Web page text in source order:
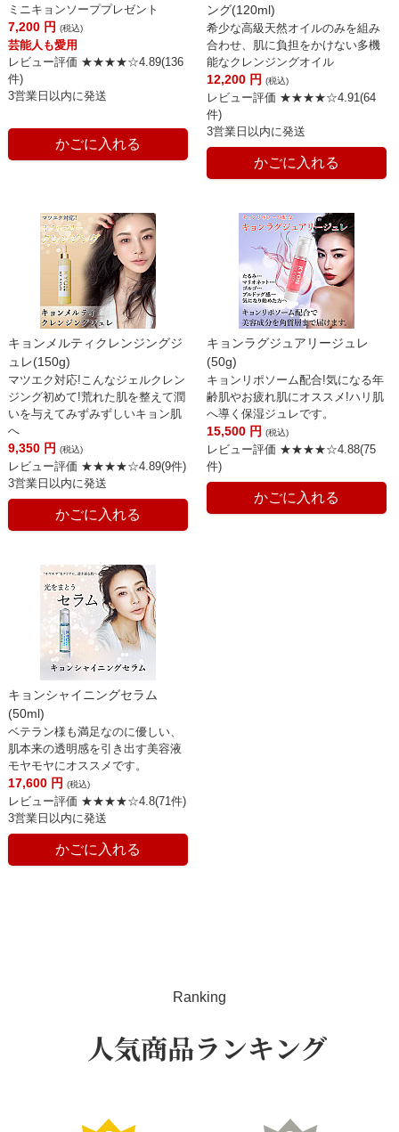
ミニキョンソーププレゼント
7,200 円 (税込)
芸能人も愛用
レビュー評価 ★★★★☆4.89(136
件)
3営業日以内に発送
かごに入れる
ング(120ml)
希少な高級天然オイルのみを組み
合わせ、肌に負担をかけない多機
能なクレンジングオイル
12,200 円(税込)
レビュー評価 ★★★★☆4.91(64
件)
3営業日以内に発送
かごに入れる
キョンメルティクレンジングジ
ュレ(150g)
マツエク対応!こんなジェルクレン
ジング初めて!荒れた肌を整えて潤
いを与えてみずみずしいキョン肌
へ
9,350 円 (税込)
レビュー評価 ★★★★☆4.89(9件)
3営業日以内に発送
かごに入れる
キョンラグジュアリージュレ
(50g)
キョンリポソーム配合!気になる年
齢肌やお疲れ肌にオススメ!ハリ肌
へ導く保湿ジュレです。
15,500 円(税込)
レビュー評価 ★★★★☆4.88(75
件)
かごに入れる
キョンシャイニングセラム
(50ml)
ベテラン様も満足なのに優しい、
肌本来の透明感を引き出す美容液
モヤモヤにオススメです。
17,600 円 (税込)
レビュー評価 ★★★★☆4.8(71件)
3営業日以内に発送
かごに入れる
Ranking
人気商品ランキング